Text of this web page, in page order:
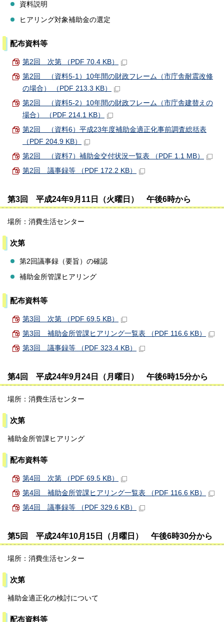
資料説明
ヒアリング対象補助金の選定
配布資料等
第2回 次第 （PDF 70.4 KB）
第2回 （資料5-1）10年間の財政フレーム（市庁舎耐震改修
の場合） （PDF 213.3 KB）
第2回 （資料5-2）10年間の財政フレーム（市庁舎建替えの
場合） （PDF 214.1 KB）
第2回 （資料6）平成23年度補助金適正化事前調査総括表
（PDF 204.9 KB）
第2回 （資料7）補助金交付状況一覧表 （PDF 1.1 MB）
第2回 議事録等 （PDF 172.2 KB）
第3回 平成24年9月11日（火曜日） 午後6時から
場所：消費生活センター
次第
第2回議事録（要旨）の確認
補助金所管課ヒアリング
配布資料等
第3回 次第 （PDF 69.5 KB）
第3回 補助金所管課ヒアリング一覧表 （PDF 116.6 KB）
第3回 議事録等 （PDF 323.4 KB）
第4回 平成24年9月24日（月曜日） 午後6時15分から
場所：消費生活センター
次第
補助金所管課ヒアリング
配布資料等
第4回 次第 （PDF 69.5 KB）
第4回 補助金所管課ヒアリング一覧表 （PDF 116.6 KB）
第4回 議事録等 （PDF 329.6 KB）
第5回 平成24年10月15日（月曜日） 午後6時30分から
場所：消費生活センター
次第
補助金適正化の検討について
配布資料等